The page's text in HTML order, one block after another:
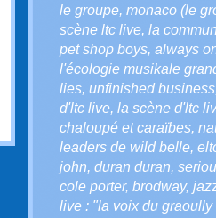
le groupe, monaco (le
scène ltc live, la
pet shop boys, always
l'écologie musikale
lies, unfinished business
d'ltc live, la scène d'ltc
chaloupé et caraïbes,
leaders de wild belle,
john, duran duran,
cole porter, brodway,
live : "la voix du graoully